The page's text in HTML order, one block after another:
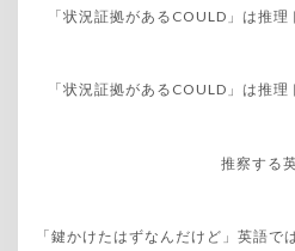
「状況証拠があるCOULD」は推
「状況証拠があるCOULD」は推
推察する